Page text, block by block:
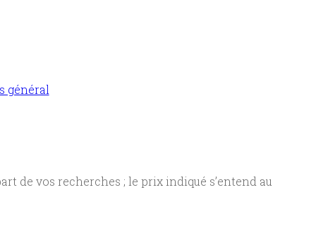
général
de vos recherches ; le prix indiqué s’entend au